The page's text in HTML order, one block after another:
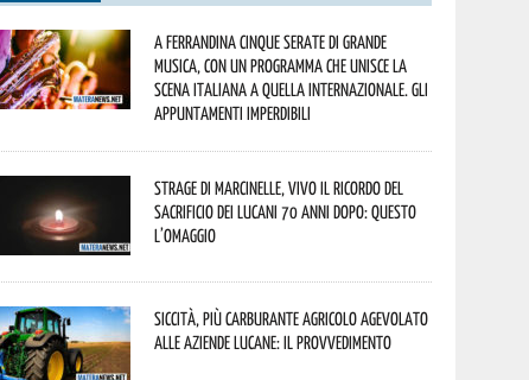
A Ferrandina cinque serate di grande
musica, con un programma che unisce la
scena italiana a quella internazionale. Gli
appuntamenti imperdibili
Strage di Marcinelle, vivo il ricordo del
sacrificio dei lucani 70 anni dopo: questo
l’omaggio
Siccità, più carburante agricolo agevolato
alle aziende lucane: il provvedimento